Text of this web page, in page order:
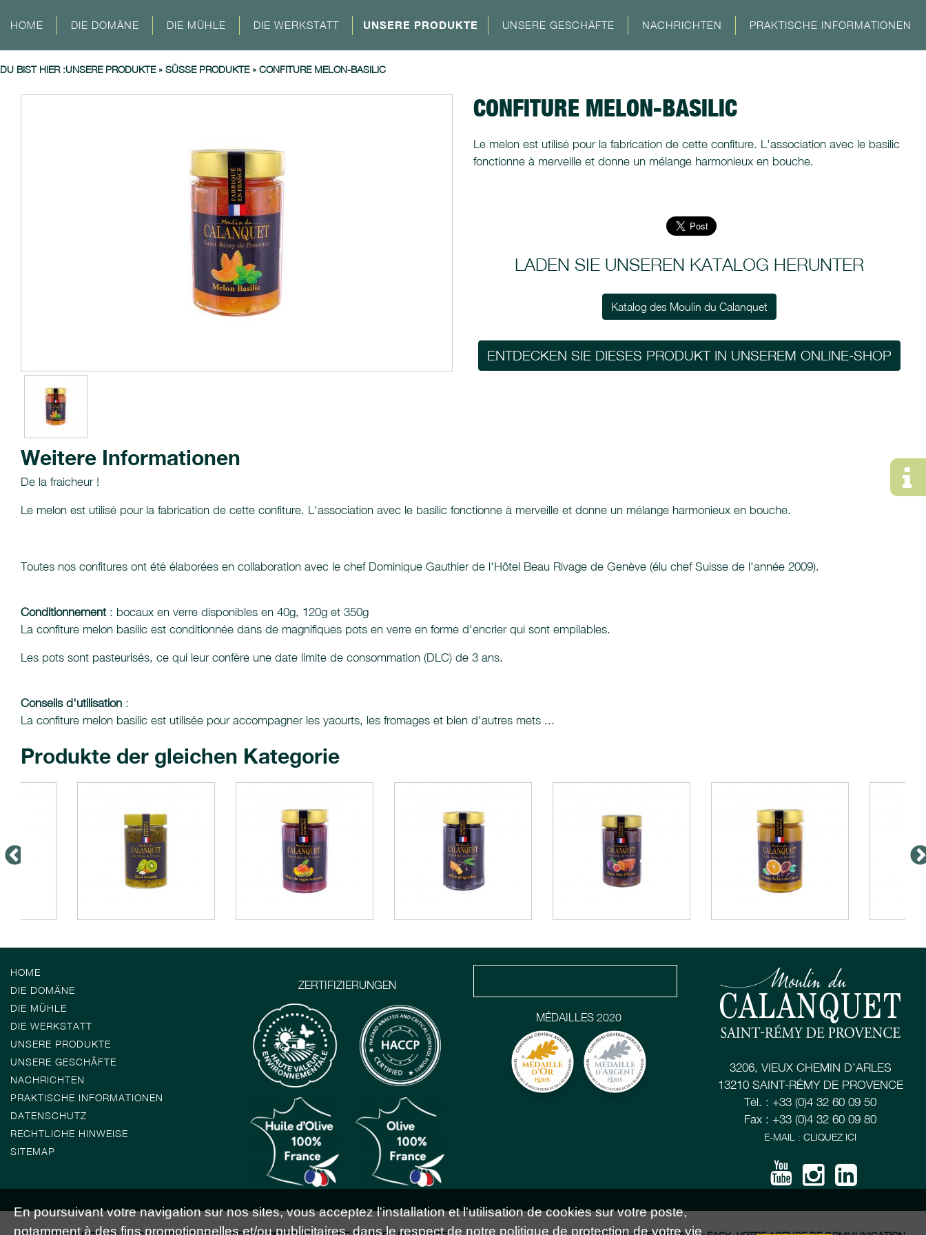
HOME DIE DOMÄNE DIE MÜHLE DIE WERKSTATT UNSERE PRODUKTE UNSERE GESCHÄFTE NACHRICHTEN PRAKTISCHE INFORMATIONEN
DU BIST HIER :UNSERE PRODUKTE» SÜSSE PRODUKTE » CONFITURE MELON-BASILIC
CONFITURE MELON-BASILIC
Le melon est utilisé pour la fabrication de cette confiture. L'association avec le basilic
fonctionne à merveille et donne un mélange harmonieux en bouche.
LADEN SIE UNSEREN KATALOG HERUNTER
Katalog des Moulin du Calanquet
ENTDECKEN SIE DIESES PRODUKT IN UNSEREM ONLINE-SHOP
Weitere Informationen
De la fraicheur !
Le melon est utilisé pour la fabrication de cette confiture. L'association avec le basilic fonctionne à merveille et donne un mélange harmonieux en bouche.
Toutes nos confitures ont été élaborées en collaboration avec le chef Dominique Gauthier de l'Hôtel Beau Rivage de Genève (élu chef Suisse de l'année 2009).
Conditionnement: bocaux en verre disponibles en 40g, 120g et 350g
La confiture melon basilic est conditionnée dans de magnifiques pots en verre en forme d'encrier qui sont empilables.
Les pots sont pasteurisés, ce qui leur confère une date limite de consommation (DLC) de 3 ans.
Conseils d'utilisation :
La confiture melon basilic est utilisée pour accompagner les yaourts, les fromages et bien d'autres mets ...
Produkte der gleichen Kategorie
HOME
DIE DOMÄNE
DIE MÜHLE
DIE WERKSTATT
UNSERE PRODUKTE
UNSERE GESCHÄFTE
NACHRICHTEN
PRAKTISCHE INFORMATIONEN
DATENSCHUTZ
RECHTLICHE HINWEISE
SITEMAP
ZERTIFIZIERUNGEN
MÉDAILLES 2020
3206, VIEUX CHEMIN D’ARLES
13210 SAINT-RÉMY DE PROVENCE
Tél. : +33 (0)4 32 60 09 50
Fax : +33 (0)4 32 60 09 80
E-MAIL : CLIQUEZ ICI
En poursuivant votre navigation sur nos sites, vous acceptez l'installation et l'utilisation de cookies sur votre poste,
notamment à des fins promotionnelles et/ou publicitaires, dans le respect de notre politique de protection de votre vie